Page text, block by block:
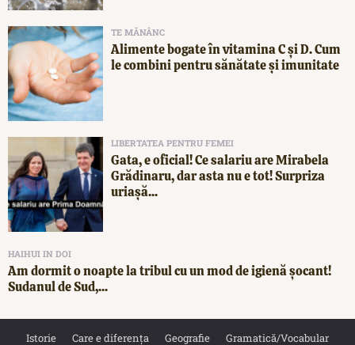
TE MĂNÂNC
Alimente bogate în vitamina C și D. Cum
le combini pentru sănătate și imunitate
LIBERTATEA PENTRU FEMEI
Gata, e oficial! Ce salariu are Mirabela
Grădinaru, dar asta nu e tot! Surpriza
uriașă...
HAIHUI IN DOI
Am dormit o noapte la tribul cu un mod de igienă șocant!
Sudanul de Sud,...
Istorie Care e diferența Geografie Gramatică/Vocabular